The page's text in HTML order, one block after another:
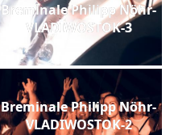
Breminale Philipp Nöhr-
VLADIWOSTOK-3
Breminale Philipp Nöhr-
VLADIWOSTOK-2